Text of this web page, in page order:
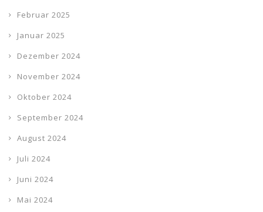
Februar 2025
Januar 2025
Dezember 2024
November 2024
Oktober 2024
September 2024
August 2024
Juli 2024
Juni 2024
Mai 2024